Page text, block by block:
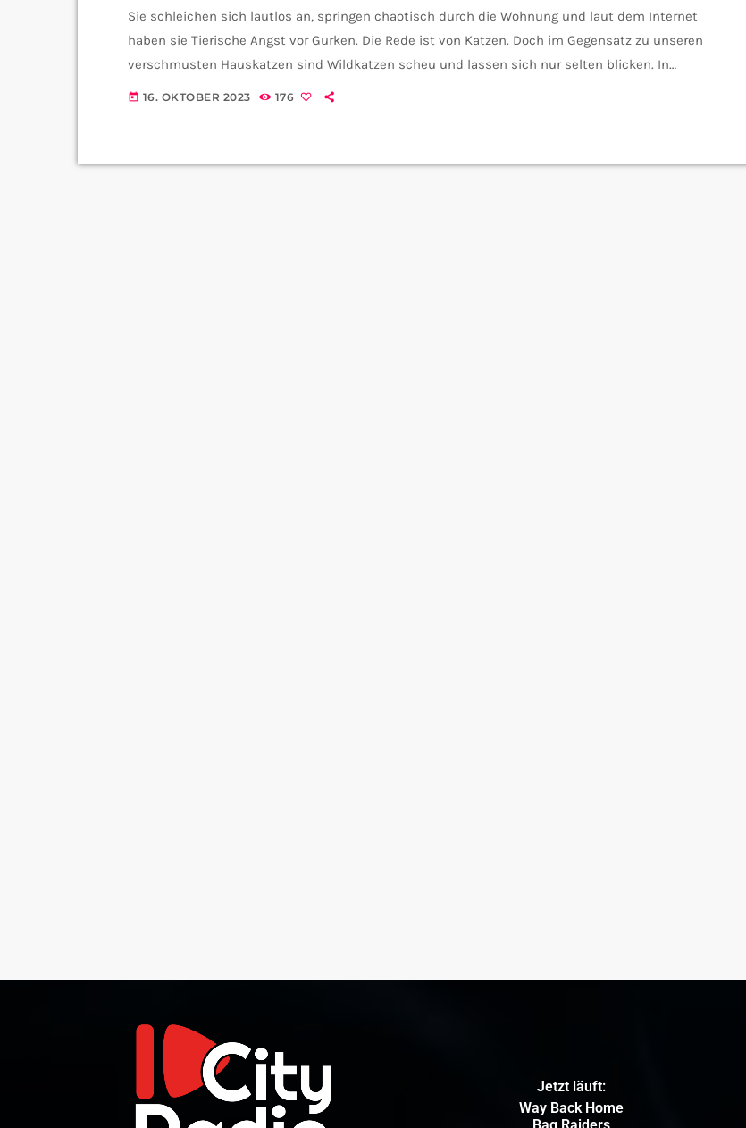
Sie schleichen sich lautlos an, springen chaotisch durch die Wohnung und laut dem Internet
haben sie Tierische Angst vor Gurken. Die Rede ist von Katzen. Doch im Gegensatz zu unseren
verschmusten Hauskatzen sind Wildkatzen scheu und lassen sich nur selten blicken. In
Weiskirchen gibt es dabei sogar extra einen Wildkatzenpfad. Wir haben den Bürgermeister von
today 16. OKTOBER 2023 176
Jetzt läuft:
Way Back Home